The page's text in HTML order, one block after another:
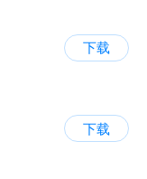
下载
下载